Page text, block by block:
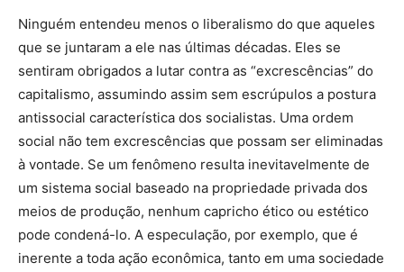
Ninguém entendeu menos o liberalismo do que aqueles
que se juntaram a ele nas últimas décadas. Eles se
sentiram obrigados a lutar contra as “excrescências” do
capitalismo, assumindo assim sem escrúpulos a postura
antissocial característica dos socialistas. Uma ordem
social não tem excrescências que possam ser eliminadas
à vontade. Se um fenômeno resulta inevitavelmente de
um sistema social baseado na propriedade privada dos
meios de produção, nenhum capricho ético ou estético
pode condená-lo. A especulação, por exemplo, que é
inerente a toda ação econômica, tanto em uma sociedade